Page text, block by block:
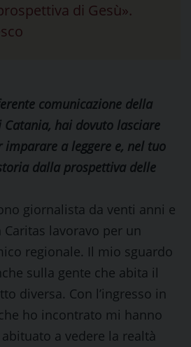
di Gesù».
comunicazione della
Catania, hai dovuto lasciare
imparare a leggere e, nel tuo
dalla prospettiva delle
giornalista da venti anni e
lavoravo per un
regionale. Il mio sguardo
sulla gente che abita il
diversa. Con l’ingresso in
ho incontrato mi hanno
a vedere la realtà